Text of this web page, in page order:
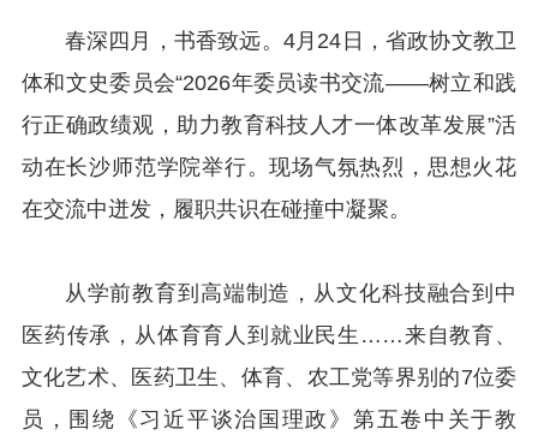
春深四月，书香致远。4月24日，省政协文教卫
体和文史委员会“2026年委员读书交流——树立和践
行正确政绩观，助力教育科技人才一体改革发展”活
动在长沙师范学院举行。现场气氛热烈，思想火花
在交流中迸发，履职共识在碰撞中凝聚。
从学前教育到高端制造，从文化科技融合到中
医药传承，从体育育人到就业民生……来自教育、
文化艺术、医药卫生、体育、农工党等界别的7位委
员，围绕《习近平谈治国理政》第五卷中关于教